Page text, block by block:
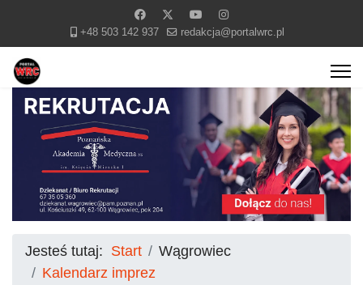
+48 503 142 937 redakcja@portalwrc.pl
Jesteś tutaj: Start
Wągrowiec
Kalendarz imprez